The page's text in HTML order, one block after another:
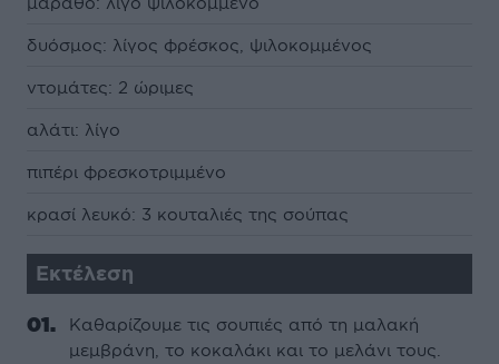
δυόσµος: λίγος φρέσκος, ψιλοκοµµένος
ντοµάτες: 2 ώριµες
αλάτι: λίγο
πιπέρι φρεσκοτριµµένο
κρασί λευκό: 3 κουταλιές της σούπας
Εκτέλεση
Καθαρίζουµε τις σουπιές από τη µαλακή
µεµβράνη, το κοκαλάκι και το µελάνι τους.